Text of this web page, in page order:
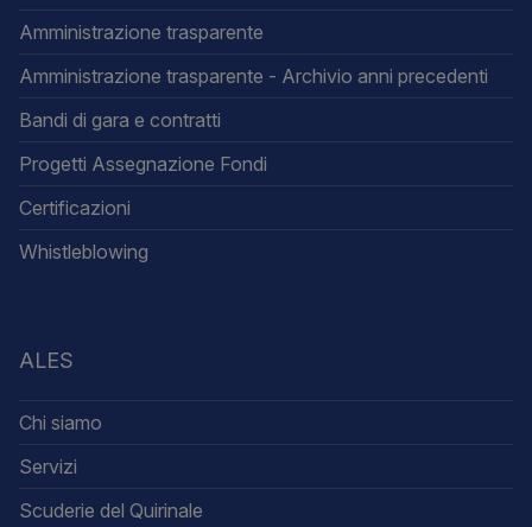
Amministrazione trasparente
Amministrazione trasparente - Archivio anni precedenti
Bandi di gara e contratti
Progetti Assegnazione Fondi
Certificazioni
Whistleblowing
ALES
Chi siamo
Servizi
Scuderie del Quirinale